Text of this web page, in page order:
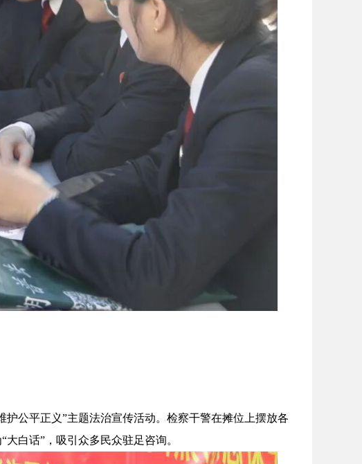
公平正义”主题法治宣传活动。检察干警在摊位上摆放各
白话”，吸引众多民众驻足咨询。